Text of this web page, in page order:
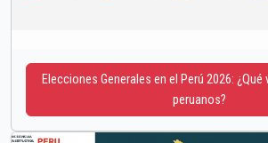
Elecciones Generales en el Perú 2026:
peruanos?